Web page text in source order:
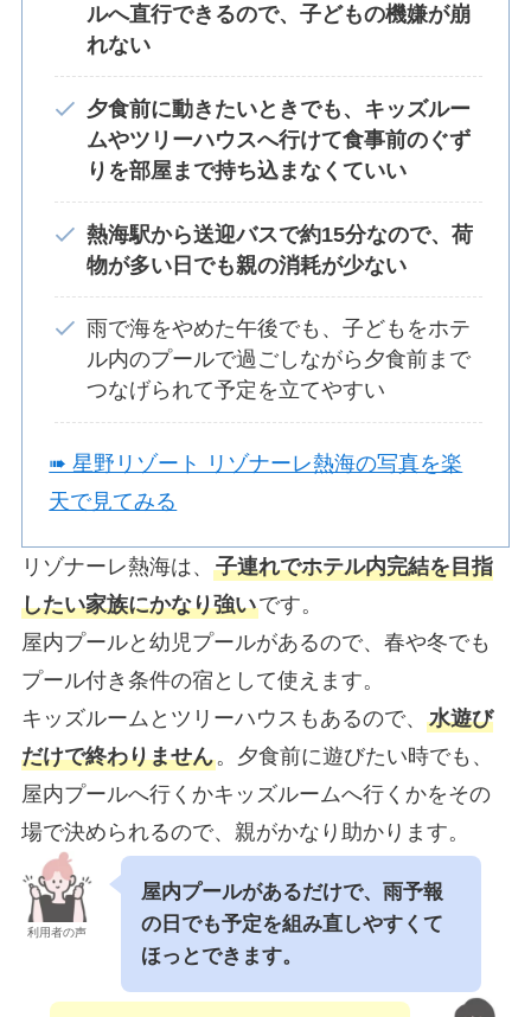
ルへ直行できるので、子どもの機嫌が崩
れない
夕食前に動きたいときでも、キッズルー
ムやツリーハウスへ行けて食事前のぐず
りを部屋まで持ち込まなくていい
熱海駅から送迎バスで約15分なので、荷
物が多い日でも親の消耗が少ない
雨で海をやめた午後でも、子どもをホテ
ル内のプールで過ごしながら夕食前まで
つなげられて予定を立てやすい
➠ 星野リゾート リゾナーレ熱海の写真を楽
天で見てみる
リゾナーレ熱海は、 子連れでホテル内完結を目指
したい家族にかなり強いです。
屋内プールと幼児プールがあるので、春や冬でも
プール付き条件の宿として使えます。
キッズルームとツリーハウスもあるので、 水遊び
だけで終わりません。夕食前に遊びたい時でも、
屋内プールへ行くかキッズルームへ行くかをその
場で決められるので、親がかなり助かります。
利用者の声
屋内プールがあるだけで、雨予報
の日でも予定を組み直しやすくて
ほっとできます。